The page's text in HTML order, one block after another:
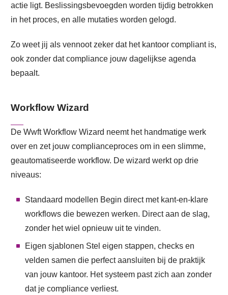
actie ligt. Beslissingsbevoegden worden tijdig betrokken
in het proces, en alle mutaties worden gelogd.
Zo weet jij als vennoot zeker dat het kantoor compliant is,
ook zonder dat compliance jouw dagelijkse agenda
bepaalt.
Workflow Wizard
De Wwft Workflow Wizard neemt het handmatige werk
over en zet jouw complianceproces om in een slimme,
geautomatiseerde workflow. De wizard werkt op drie
niveaus:
Standaard modellen Begin direct met kant-en-klare
workflows die bewezen werken. Direct aan de slag,
zonder het wiel opnieuw uit te vinden.
Eigen sjablonen Stel eigen stappen, checks en
velden samen die perfect aansluiten bij de praktijk
van jouw kantoor. Het systeem past zich aan zonder
dat je compliance verliest.